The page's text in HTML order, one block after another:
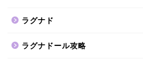
ラグナド
ラグナドール攻略